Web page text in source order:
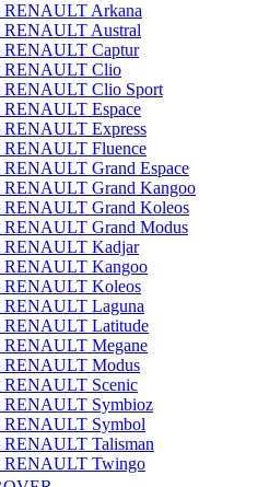
RENAULT Arkana
RENAULT Austral
RENAULT Captur
RENAULT Clio
RENAULT Clio Sport
RENAULT Espace
RENAULT Express
RENAULT Fluence
RENAULT Grand Espace
RENAULT Grand Kangoo
RENAULT Grand Koleos
RENAULT Grand Modus
RENAULT Kadjar
RENAULT Kangoo
RENAULT Koleos
RENAULT Laguna
RENAULT Latitude
RENAULT Megane
RENAULT Modus
RENAULT Scenic
RENAULT Symbioz
RENAULT Symbol
RENAULT Talisman
RENAULT Twingo